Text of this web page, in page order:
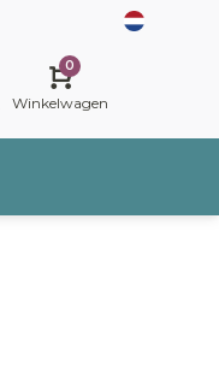
0
Winkelwagen